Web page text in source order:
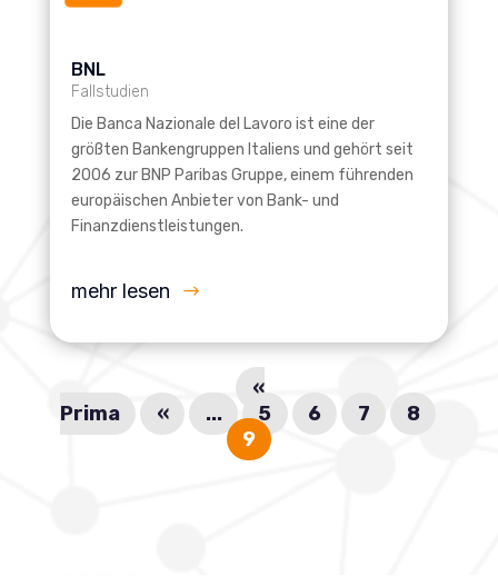
BNL
Fallstudien
Die Banca Nazionale del Lavoro ist eine der
größten Bankengruppen Italiens und gehört seit
2006 zur BNP Paribas Gruppe, einem führenden
europäischen Anbieter von Bank- und
Finanzdienstleistungen.
mehr lesen
«
Prima
« ... 5 6 7
8
9